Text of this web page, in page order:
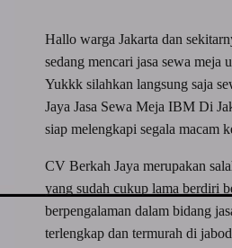
Hallo warga Jakarta dan
sedang mencari jasa sewa meja
Yukkk silahkan langsung saja
Jaya Jasa Sewa Meja IBM Di
siap melengkapi segala macam
CV Berkah Jaya merupakan
yang sudah cukup lama berdiri
berpengalaman dalam bidang
terlengkap dan termurah di